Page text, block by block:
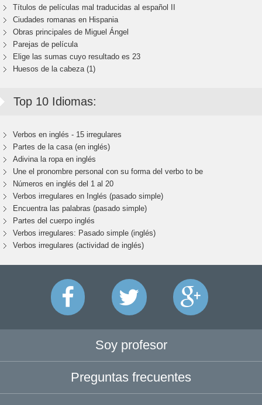
Títulos de películas mal traducidas al español II
Ciudades romanas en Hispania
Obras principales de Miguel Ángel
Parejas de película
Elige las sumas cuyo resultado es 23
Huesos de la cabeza (1)
Top 10 Idiomas:
Verbos en inglés - 15 irregulares
Partes de la casa (en inglés)
Adivina la ropa en inglés
Une el pronombre personal con su forma del verbo to be
Números en inglés del 1 al 20
Verbos irregulares en Inglés (pasado simple)
Encuentra las palabras (pasado simple)
Partes del cuerpo inglés
Verbos irregulares: Pasado simple (inglés)
Verbos irregulares (actividad de inglés)
Soy profesor
Preguntas frecuentes